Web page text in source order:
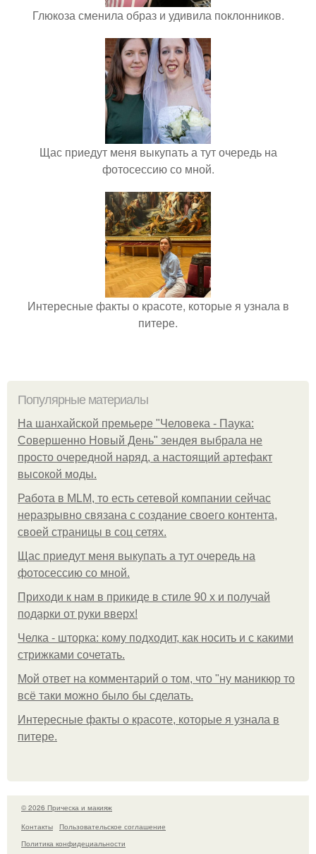
Глюкоза сменила образ и удивила поклонников.
Щас приедут меня выкупать а тут очередь на
фотосессию со мной.
Интересные факты о красоте, которые я узнала в
питере.
Популярные материалы
На шанхайской премьере "Человека - Паука:
Совершенно Новый День" зендея выбрала не
просто очередной наряд, а настоящий артефакт
высокой моды.
Работа в MLM, то есть сетевой компании сейчас
неразрывно связана с создание своего контента,
своей страницы в соц сетях.
Щас приедут меня выкупать а тут очередь на
фотосессию со мной.
Приходи к нам в прикиде в стиле 90 х и получай
подарки от руки вверх!
Челка - шторка: кому подходит, как носить и с какими
стрижками сочетать.
Мой ответ на комментарий о том, что "ну маникюр то
всё таки можно было бы сделать.
Интересные факты о красоте, которые я узнала в
питере.
© 2026 Прическа и макияж
Контакты
Пользовательское соглашение
Политика конфидециальности